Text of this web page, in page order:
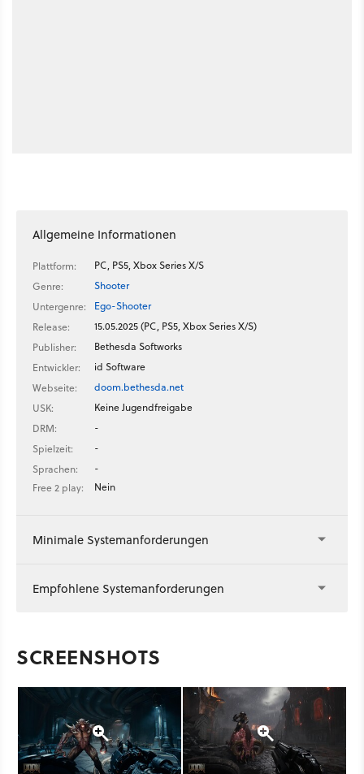
Allgemeine Informationen
Plattform:
PC, PS5, Xbox Series X/S
Genre:
Shooter
Untergenre:
Ego-Shooter
Release:
15.05.2025 (PC, PS5, Xbox Series X/S)
Publisher:
Bethesda Softworks
Entwickler:
id Software
Webseite:
doom.bethesda.net
USK:
Keine Jugendfreigabe
DRM:
-
Spielzeit:
-
Sprachen:
-
Free 2 play:
Nein
Minimale Systemanforderungen
Empfohlene Systemanforderungen
SCREENSHOTS